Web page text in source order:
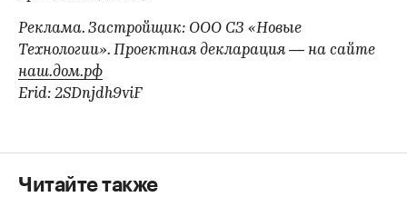
Реклама. Застройщик: ООО СЗ «Новые
Технологии». Проектная декларация — на сайте
наш.дом.рф
Erid: 2SDnjdh9viF
Читайте также